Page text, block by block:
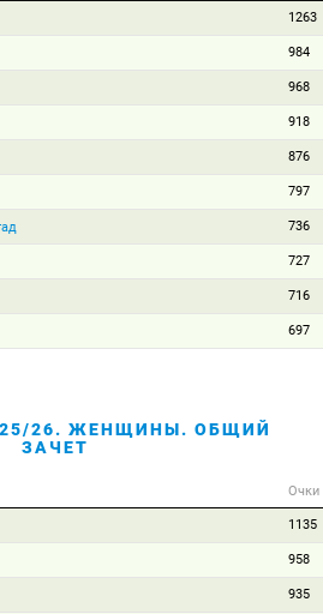
1263
984
968
918
876
797
736
727
716
697
26. ЖЕНЩИНЫ. ОБЩИЙ
ЗАЧЕТ
Очки
1135
958
935